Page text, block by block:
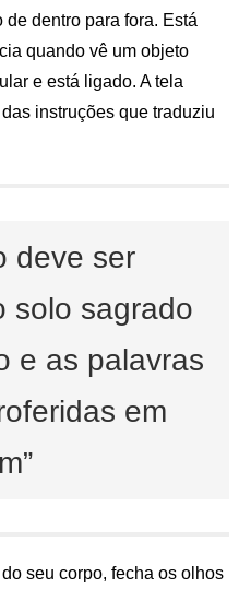
dentro para fora. Está
quando vê um objeto
e está ligado. A tela
instruções que traduziu
deve ser
solo sagrado
e as palavras
em
seu corpo, fecha os olhos